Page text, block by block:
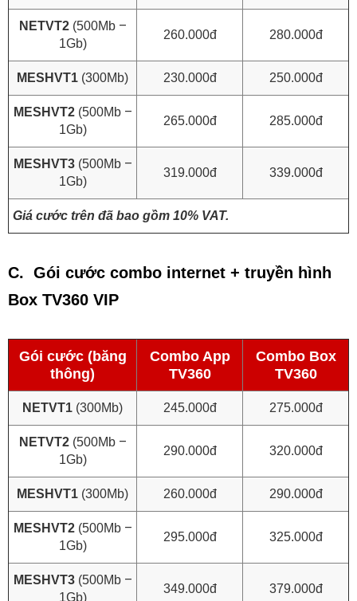
NETVT2 (500Mb –
1Gb)
260.000đ 280.000đ
MESHVT1 (300Mb) 230.000đ 250.000đ
MESHVT2 (500Mb –
1Gb)
265.000đ 285.000đ
MESHVT3 (500Mb –
1Gb)
319.000đ 339.000đ
Giá cước trên đã bao gồm 10% VAT.
C. Gói cước combo internet + truyền hình
Box TV360 VIP
Gói cước (băng
thông)
Combo App
TV360
Combo Box
TV360
NETVT1 (300Mb) 245.000đ 275.000đ
NETVT2 (500Mb –
1Gb)
290.000đ 320.000đ
MESHVT1 (300Mb) 260.000đ 290.000đ
MESHVT2 (500Mb –
1Gb)
295.000đ 325.000đ
MESHVT3 (500Mb –
1Gb)
349.000đ 379.000đ